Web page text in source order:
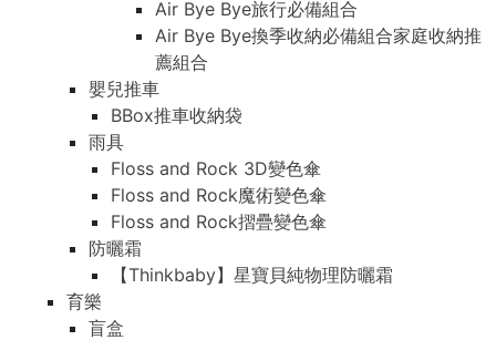
Air Bye Bye旅行必備組合
Air Bye Bye換季收納必備組合家庭收納推
薦組合
嬰兒推車
BBox推車收納袋
雨具
Floss and Rock 3D變色傘
Floss and Rock魔術變色傘
Floss and Rock摺疊變色傘
防曬霜
【Thinkbaby】星寶貝純物理防曬霜
育樂
盲盒